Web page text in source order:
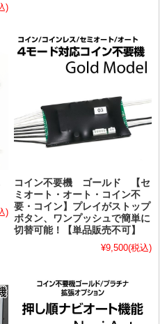
)
)
コイン不要機 ゴールド 【セ
ミオート・オート・コイン不
要・コイン】プレイがストップ
ボタン、ワンプッシュで簡単に
切替可能！【単品販売不可】
¥9,500(税込)